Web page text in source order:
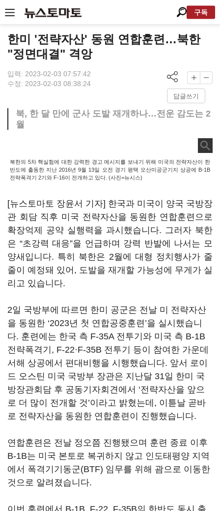
구독
한미 '전략자산' 동원 연합훈련…북한
"정면대결" 격앙
입력: 2023-02-03 07:57:42
수정: 2023-02-03 08:38:24
답글쓰기
북, 한 달 만에 군사 도발 재개하나…전운 감도는 2
월
북한의 5차 핵실험에 대한 강력한 경고 메시지를 보내기 위해 미국의 전략자산이 한
반도에 출동한 지난 2016년 9월 13일 오전 경기 평택 오산미공군기지 상공에 B-1B
전략폭격기 2기와 F-16이 전개하고 있다. (사진=뉴시스)
[뉴스토마토 장윤서 기자] 한국과 미국이 양국 국방장
관 회담 직후 미국 전략자산을 동원한 연합훈련으로
확장억제 공약 실행력을 과시했습니다. 그러자 북한
은 “초강력 대응”을 언급하며 강력 반발에 나서는 모
양새입니다. 특히 북한은 2월에 대형 정치행사가 줄
줄이 예정돼 있어, 도발을 재개할 가능성에 무게가 실
리고 있습니다.
2일 국방부에 따르면 한미 공군은 전날 미 전략자산
을 동원한 ‘2023년 첫 연합공중훈련’을 실시했습니
다. 훈련에는 한국 측 F-35A 전투기와 미국 측 B-1B
전략폭격기, F-22·F-35B 전투기 등이 참여한 가운데
서해 상공에서 편대비행을 시행했습니다. 앞서 로이
드 오스틴 미국 국방부 장관은 지난달 31일 한미 국
방장관회담 후 공동기자회견에서 ‘전략자산을 앞으
로 더 많이 전개할 것’이라고 밝혔는데, 이튿날 곧바
로 전략자산을 동원한 연합훈련이 진행했습니다.
연합훈련은 전날 정오쯤 진행됐으며 훈련 종료 이후
B-1B는 미국 본토로 복귀하지 않고 인도태평양 지역
에서 폭격기기동군(BTF) 임무를 위해 괌으로 이동한
것으로 알려졌습니다.
이번 훈련에서 B-1B, F-22, F-35B의 한반도 동시 출